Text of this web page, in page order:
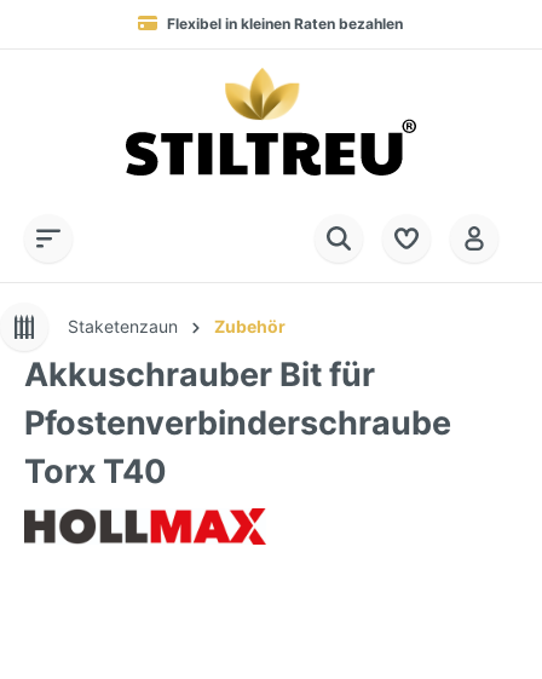
Flexibel in kleinen Raten bezahlen
Blitzversand in 1-2 Werktagen nach DE, AT & NL
+49 (0) 28 32 - 408 990 0
Dauerhaft hohe Warenverfügbarkeit
SSL-verschlüsselt online einkaufen
Staketenzaun Zubehör
Akkuschrauber Bit für
Pfostenverbinderschraube
Torx T40